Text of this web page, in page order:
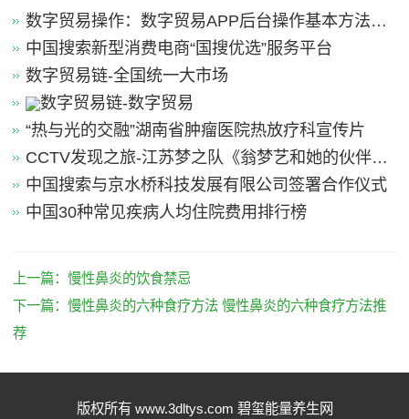
数字贸易操作：数字贸易APP后台操作基本方法引
导
中国搜索新型消费电商“国搜优选”服务平台
数字贸易链-全国统一大市场
数字贸易链-数字贸易
“热与光的交融”湖南省肿瘤医院热放疗科宣传片
CCTV发现之旅-江苏梦之队《翁梦艺和她的伙伴
们》
中国搜索与京水桥科技发展有限公司签署合作仪式
中国30种常见疾病人均住院费用排行榜
上一篇： 慢性鼻炎的饮食禁忌
下一篇： 慢性鼻炎的六种食疗方法 慢性鼻炎的六种食疗方法推
荐
版权所有 www.3dltys.com 碧玺能量养生网